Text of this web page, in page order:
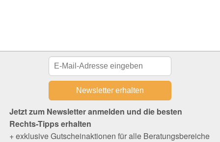
Jetzt zum Newsletter anmelden und die besten
Rechts-Tipps erhalten
+ exklusive Gutscheinaktionen für alle Beratungsbereiche